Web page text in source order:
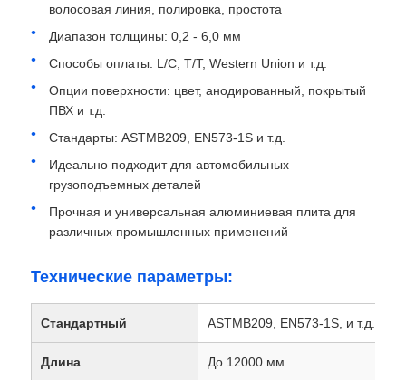
Экскурсия по фабрике
Контроль качества
Свяжитесь с нами
Запросить расценки
волосовая линия, полировка, простота
Диапазон толщины: 0,2 - 6,0 мм
Способы оплаты: L/C, T/T, Western Union и т.д.
Опции поверхности: цвет, анодированный, покрытый
ПВХ и т.д.
Стандарты: ASTMB209, EN573-1S и т.д.
Идеально подходит для автомобильных
грузоподъемных деталей
Прочная и универсальная алюминиевая плита для
различных промышленных применений
Технические параметры:
Стандартный ASTMB209, EN573-1S, и т.д.
Длина До 12000 мм